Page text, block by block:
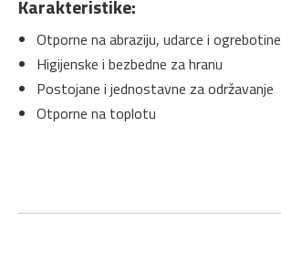
Karakteristike:
Otporne na abraziju, udarce i ogrebotine
Higijenske i bezbedne za hranu
Postojane i jednostavne za održavanje
Otporne na toplotu